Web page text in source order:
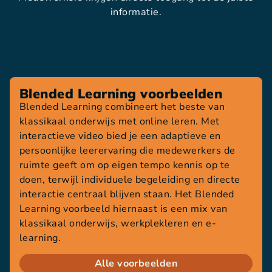
informatie.
Blended Learning voorbeelden
Blended Learning combineert het beste van
klassikaal onderwijs met online leren. Met
interactieve video bied je een adaptieve en
persoonlijke leerervaring die medewerkers de
ruimte geeft om op eigen tempo kennis op te
doen, terwijl individuele begeleiding en directe
interactie centraal blijven staan. Het Blended
Learning voorbeeld hiernaast is een mix van
klassikaal onderwijs, werkplekleren en e-
learning.
Alle voorbeelden